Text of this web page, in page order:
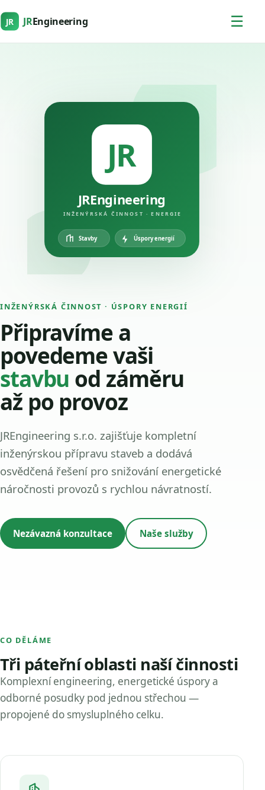
JR JREngineering ☰
INŽENÝRSKÁ ČINNOST · ÚSPORY ENERGIÍ
Připravíme a
povedeme vaši
stavbu od záměru
až po provoz
JREngineering s.r.o. zajišťuje kompletní
inženýrskou přípravu staveb a dodává
osvědčená řešení pro snižování energetické
náročnosti provozů s rychlou návratností.
Nezávazná konzultace Naše služby
JR
JREngineering
INŽENÝRSKÁ ČINNOST · ENERGIE
Stavby Úspory energií
CO DĚLÁME
Tři páteřní oblasti naší činnosti
Komplexní engineering, energetické úspory a
odborné posudky pod jednou střechou —
propojené do smysluplného celku.